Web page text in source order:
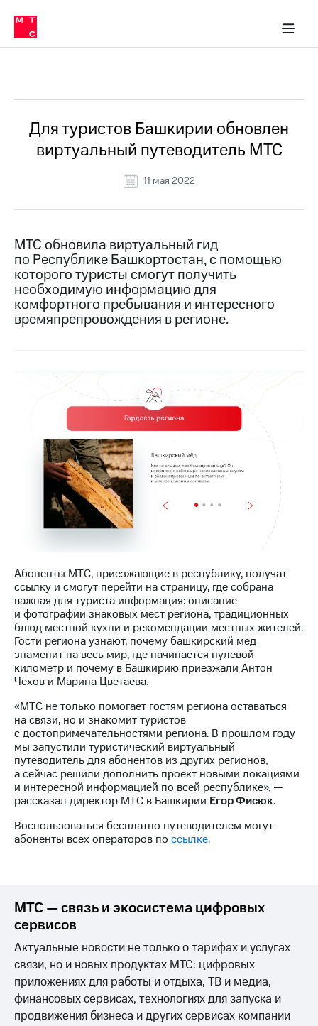
Медиа-центр
и акционерам
Устойчивое развитие
Комплаенс и деловая этика
компании
Карьера
История
компании
Руководство
Контакты
Медиа-центр
Пресс-
релизы
Достижения
Интервью
Финансовая
отчетность
Контакты
Новости
в
регионе
Корпоративное
управление
Корпоративный
секретарь
Раскрытие
информации
Информация
акционерам
ПАО
"МТС"
Собрания
акционеров
Личный
кабинет
акционера
Акционерный
Контроль
и
акций
Описание
Программа
Порядок
выкупа
акций
Дивиденды
Рынок
облигаций
в МТС
Пресс-
релизы
о технологиях
Для туристов Башкирии обновлен
виртуальный путеводитель МТС
11 мая 2022
МТС обновила виртуальный гид
по Республике Башкортостан, с помощью
которого туристы смогут получить
необходимую информацию для
комфортного пребывания и интересного
времяпрепровождения в регионе.
Абоненты МТС, приезжающие в республику, получат
ссылку и смогут перейти на страницу, где собрана
важная для туриста информация: описание
и фотографии знаковых мест региона, традиционных
блюд местной кухни и рекомендации местных жителей.
Гости региона узнают, почему башкирский мед
знаменит на весь мир, где начинается нулевой
километр и почему в Башкирию приезжали Антон
Чехов и Марина Цветаева.
«МТС не только помогает гостям региона оставаться
на связи, но и знакомит туристов
с достопримечательностями региона. В прошлом году
мы запустили туристический виртуальный
путеводитель для абонентов из других регионов,
а сейчас решили дополнить проект новыми локациями
и интересной информацией по всей республике», —
рассказал директор МТС в Башкирии Егор Фисюк.
Воспользоваться бесплатно путеводителем могут
абоненты всех операторов по ссылке.
МТС — связь и экосистема цифровых
сервисов
Актуальные новости не только о тарифах и услугах
связи, но и новых продуктах МТС: цифровых
приложениях для работы и отдыха, ТВ и медиа,
финансовых сервисах, технологиях для запуска и
продвижения бизнеса и других сервисах компании